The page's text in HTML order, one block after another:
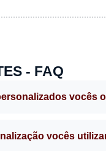
- FAQ
vocês
vocês